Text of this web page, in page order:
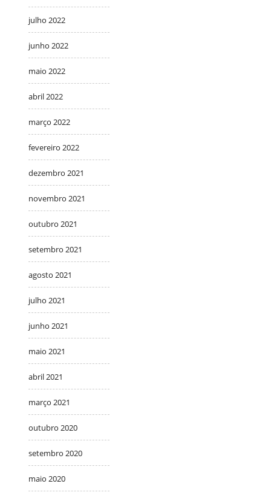
julho 2022
junho 2022
maio 2022
abril 2022
março 2022
fevereiro 2022
dezembro 2021
novembro 2021
outubro 2021
setembro 2021
agosto 2021
julho 2021
junho 2021
maio 2021
abril 2021
março 2021
outubro 2020
setembro 2020
maio 2020